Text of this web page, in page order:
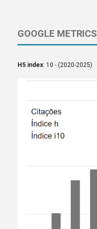
GOOGLE METRICS
H5 index: 10 - (2020-2025)